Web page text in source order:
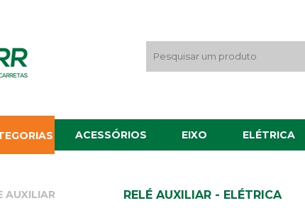
ACESSÓRIOS EIXO ELÉTRICA
AUXILIAR RELÉ AUXILIAR - ELÉTRICA